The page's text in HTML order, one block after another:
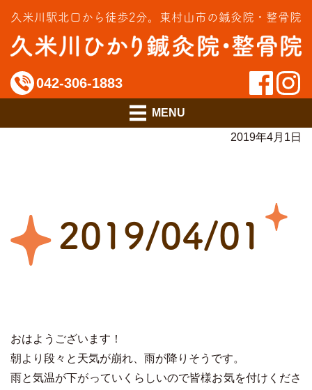
久米川駅北口から徒歩2分。 東村山市の鍼灸院・整骨院
042-306-1883
料金のご案内
アクセス
2019年4月1日
2019/04/01
おはようございます！
朝より段々と天気が崩れ、雨が降りそうです。
雨と気温が下がっていくらしいので皆様お気を付けくださ